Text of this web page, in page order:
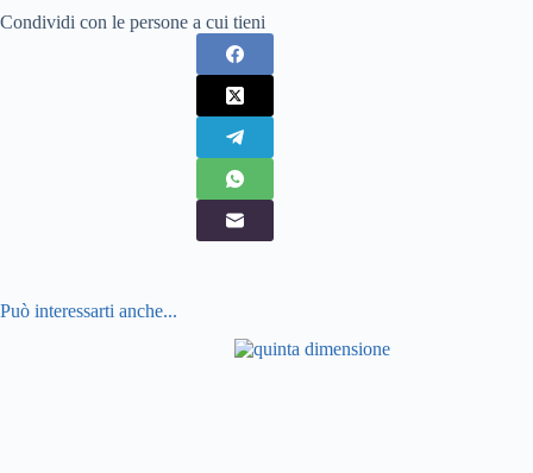
Condividi con le persone a cui tieni
Può interessarti anche...